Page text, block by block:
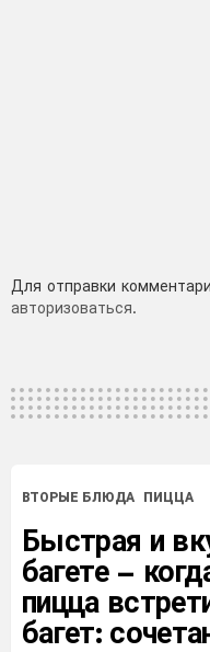
Добавить
комментарий
Для отправки
авторизоваться.
ВТОРЫЕ БЛЮДА ПИЦЦА
Быстрая и
багете –
пицца
багет: